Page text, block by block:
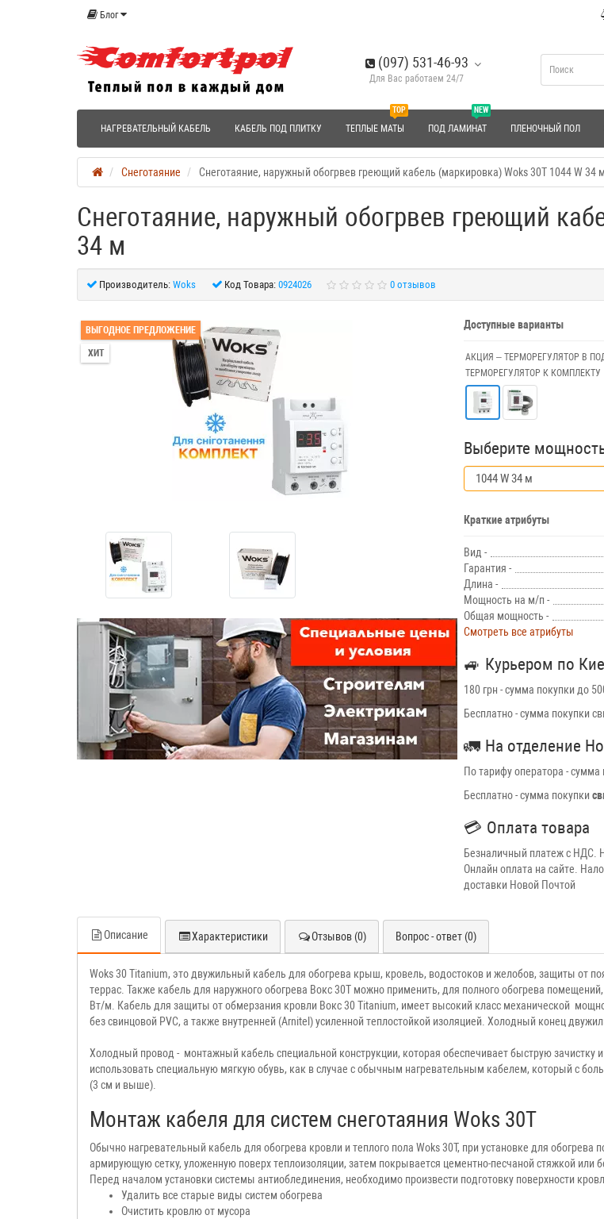
Блог
(097) 531-46-93
Для Вас работаем 24/7
НАГРЕВАТЕЛЬНЫЙ КАБЕЛЬ КАБЕЛЬ ПОД ПЛИТКУ
TOP
ТЕПЛЫЕ МАТЫ
NEW
ПОД ЛАМИНАТ ПЛЕНОЧНЫЙ ПОЛ
Снеготаяние Снеготаяние, наружный обогрвев греющий кабель (маркировка) Woks 30T 1044 W 34 м
Снеготаяние, наружный обогрвев греющий
34 м
Производитель: Woks Код Товара: 0924026 0 отзывов
ВЫГОДНОЕ ПРЕДЛОЖЕНИЕ
ХИТ
Доступные варианты
АКЦИЯ – ТЕРМОРЕГУЛЯТОР В
ТЕРМОРЕГУЛЯТОР К КОМПЛЕКТУ
Выберите
Краткие атрибуты
Вид -
Гарантия -
Длина -
Мощность на м/п -
Общая мощность -
Смотреть все атрибуты
🚙 Курьером по
180 грн - сумма покупки до
Бесплатно - сумма покупки
🚛 На отделение
По тарифу оператора - сумма
Бесплатно - сумма покупки
💳 Оплата товара
Безналичный платеж с НДС.
Онлайн оплата на сайте.
доставки Новой Почтой
Описание Характеристики Отзывов (0) Вопрос - ответ (0)
Woks 30 Titanium, это двужильный кабель для обогрева крыш, кровель, водостоков и желобов, защиты от
террас. Также кабель для наружного обогрева Вокс 30T можно применить, для полного обогрева
Вт/м. Кабель для защиты от обмерзания кровли Вокс 30 Titanium, имеет высокий класс механической
без свинцовой PVC, а также внутренней (Arnitel) усиленной теплостойкой изоляцией. Холодный конец
Холодный провод - монтажный кабель специальной конструкции, которая обеспечивает быструю
использовать специальную мягкую обувь, как в случае с обычным нагревательным кабелем, который с
(3 см и выше).
Монтаж кабеля для систем снеготаяния Woks 30T
Обычно нагревательный кабель для обогрева кровли и теплого пола Woks 30T, при установке для обогрева
армирующую сетку, уложенную поверх теплоизоляции, затем покрывается цементно-песчаной стяжкой или
Перед началом установки системы антиоблединения, необходимо произвести подготовку поверхности
Удалить все старые виды систем обогрева
Очистить кровлю от мусора